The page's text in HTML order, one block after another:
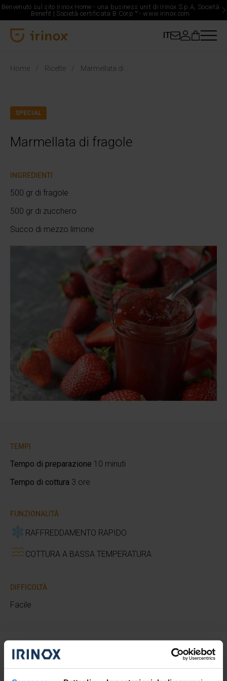
Benvenuto sul sito Irinox Home - una business unit di Irinox S.p.A, Società
Benefit | Società certificata B Corp ™-www.irinox.com
IT
Home Ricette
SPECIAL
Marmellata di fragole
INGREDIENTI
500 gr di fragole
500 gr di zucchero
Succo di mezzo limone
TEMPI
Tempo di preparazione 10 minuti
Tempo di cottura 3 ore
FUNZIONALITÀ
RAFFREDDAMENTO RAPIDO
COTTURA A BASSA TEMPERATURA
DIFFICOLTÀ
Facile
Procedimento